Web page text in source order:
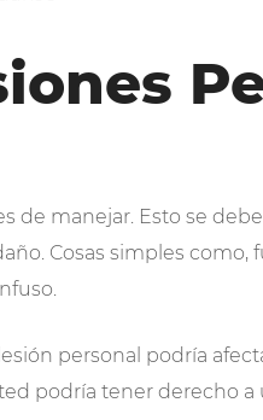
de manejar. Esto se
Cosas simples como,
personal podría
podría tener derecho